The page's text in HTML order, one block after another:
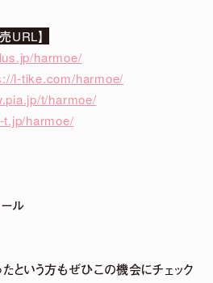
「harmoe Ranking!!」
〜5th Anniversary
通販 決定！
」 5周年記念POP UP
決定！
京(みやこ) Premium Live
URL】
harmoe/
l-tike.com/harmoe/
t/harmoe/
t.jp/harmoe/
ル
という方もぜひこの機会にチェック